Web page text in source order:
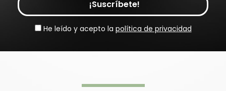
¡Suscríbete!
He leído y acepto la política de privacidad